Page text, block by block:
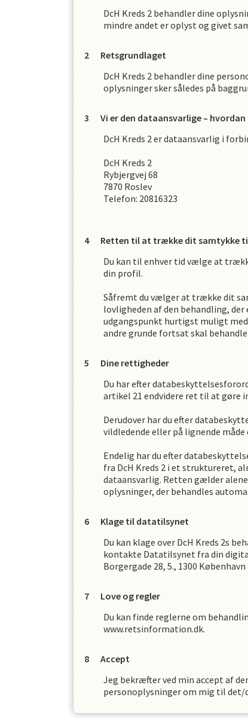
DcH Kreds 2 behandler dine
mindre andet er oplyst og givet
Retsgrundlaget
DcH Kreds 2 behandler dine
oplysninger sker således på
Vi er den dataansvarlige –
DcH Kreds 2er dataansvarlig i
DcH Kreds 2
Rybjergvej 68
7870 Roslev
Telefon: 20816323
Retten til at trække dit samtykke
Du kan til enhver tid vælge at
din profil.
Såfremt du vælger at trække dit
lovligheden af den behandling,
udgangspunkt hurtigst muligt
andre grunde fortsat skal
Dine rettigheder
Du har efter
artikel 21 endvidere ret til at gøre
Derudover har du efter
vildledende eller på lignende
Endelig har du efter
fra DcH Kreds 2 i et struktureret,
dataansvarlig. Retten gælder
oplysninger, der behandles
Klage til datatilsynet
Du kan klage over DcH Kreds 2s
kontakte Datatilsynet fra din
Borgergade 28, 5., 1300 København
Love og regler
Du kan finde reglerne om
www.retsinformation.dk.
Accept
Jeg bekræfter ved min accept af
personoplysninger om mig til det/